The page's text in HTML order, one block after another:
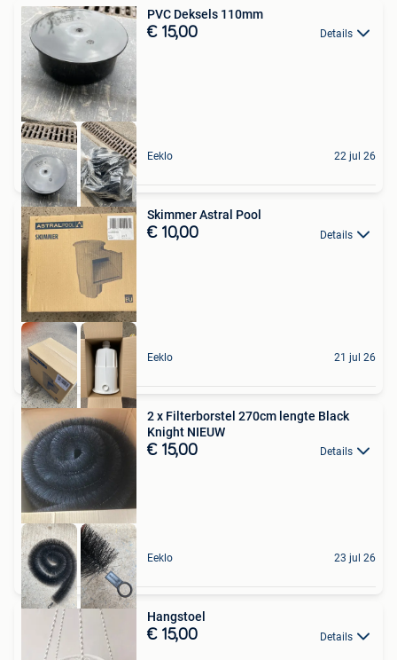
PVC Deksels 110mm
€ 15,00 Details
Eeklo 22 jul 26
Skimmer Astral Pool
€ 10,00 Details
Eeklo 21 jul 26
2 x Filterborstel 270cm lengte Black
Knight NIEUW
€ 15,00 Details
Eeklo 23 jul 26
Hangstoel
€ 15,00 Details